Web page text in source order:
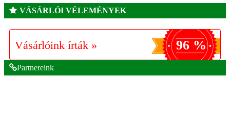
VÁSÁRLÓI VÉLEMÉNYEK
Vásárlóink írták » 96 %
Partnereink